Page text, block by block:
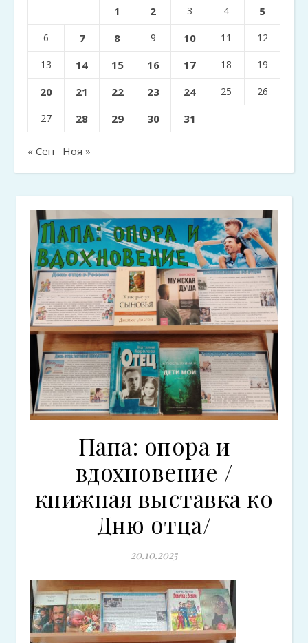
1 2 3 4 5
6 7 8 9 10 11 12
13 14 15 16 17 18 19
20 21 22 23 24 25 26
27 28 29 30 31
« Сен Ноя »
Папа: опора и
вдохновение /
книжная выставка ко
Дню отца/
20.10.2025